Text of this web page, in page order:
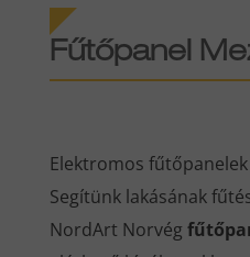
Fűtőpanel
Elektromos
Segítünk lakásának
NordArt Norvég